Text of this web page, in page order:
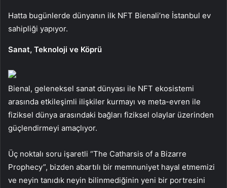
Hatta bugünlerde dünyanın ilk NFT Bienali’ne İstanbul ev
sahipliği yapıyor.
Sanat, Teknoloji ve Köprü
Bienal, geleneksel sanat dünyası ile NFT ekosistemi
arasında etkileşimli ilişkiler kurmayı ve meta-evren ile
fiziksel dünya arasındaki bağları fiziksel olaylar üzerinden
güçlendirmeyi amaçlıyor.
Üç noktalı soru işaretli “The Catharsis of a Bizarre
Prophecy”, bizden abartılı bir memnuniyet hayal etmemizi
ve neyin tanıdık neyin bilinmediğinin yeni bir portresini